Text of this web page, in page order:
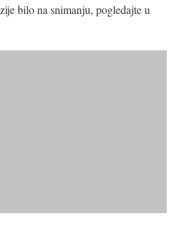
bilo na snimanju, pogledajte u